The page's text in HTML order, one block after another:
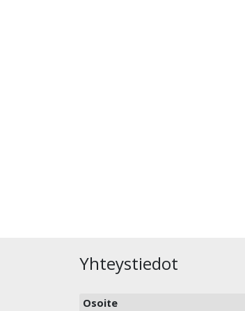
Yhteystiedot
Osoite